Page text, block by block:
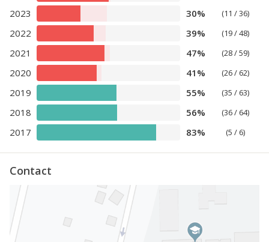
2023 30% (11 / 36)
2022 39% (19 / 48)
2021 47% (28 / 59)
2020 41% (26 / 62)
2019 55% (35 / 63)
2018 56% (36 / 64)
2017 83% (5 / 6)
Contact